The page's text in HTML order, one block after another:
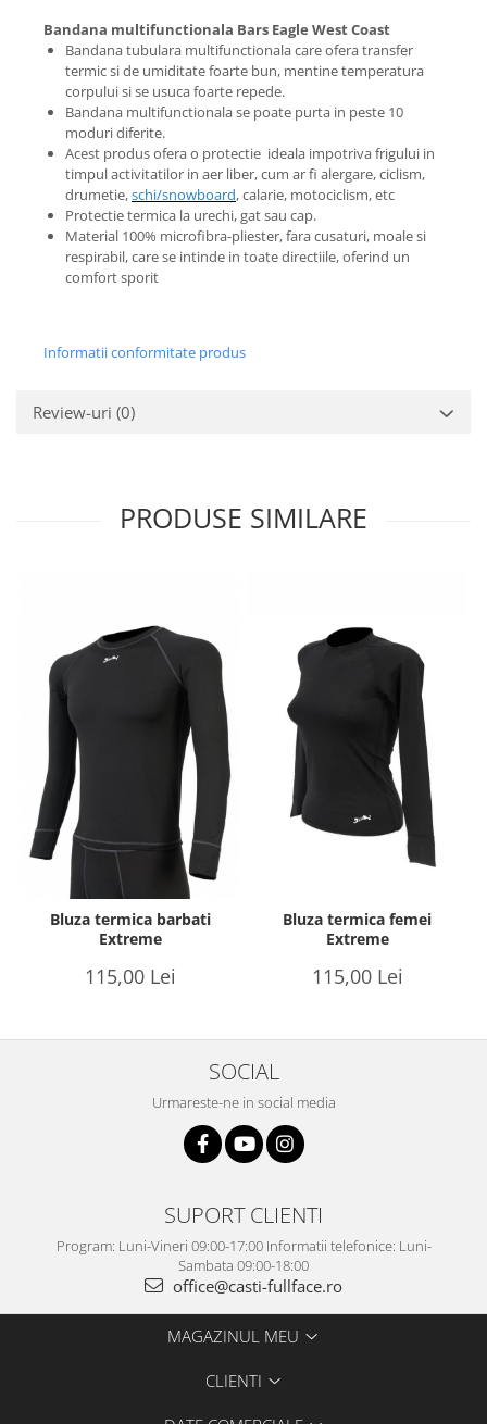
Bandana multifunctionala Bars Eagle West Coast
Bandana tubulara multifunctionala care ofera transfer
termic si de umiditate foarte bun, mentine temperatura
corpului si se usuca foarte repede.
Bandana multifunctionala se poate purta in peste 10
moduri diferite.
Acest produs ofera o protectie ideala impotriva frigului in
timpul activitatilor in aer liber, cum ar fi alergare, ciclism,
drumetie,schi/snowboard, calarie, motociclism, etc
Protectie termica la urechi, gat sau cap.
Material 100% microfibra-pliester, fara cusaturi, moale si
respirabil, care se intinde in toate directiile, oferind un
comfort sporit
Informatii conformitate produs
Review-uri (0)
PRODUSE SIMILARE
Bluza termica barbati
Extreme
115,00 Lei
Bluza termica femei
Extreme
115,00 Lei
SOCIAL
Urmareste-ne in social media
SUPORT CLIENTI
Program: Luni-Vineri 09:00-17:00 Informatii telefonice: Luni-
Sambata 09:00-18:00
office@casti-fullface.ro
MAGAZINUL MEU
CLIENTI